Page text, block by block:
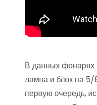
В данных фонарях
лампа и блок на 5/
первую очередь,